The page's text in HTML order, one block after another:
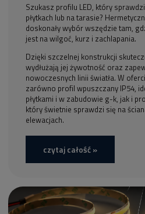
Szukasz profilu LED, który
płytkach lub na tarasie?
doskonały wybór wszędzie tam,
jest na wilgoć, kurz i zachlapania.
Dzięki szczelnej konstrukcji
wydłużają jej żywotność oraz
nowoczesnych linii światła. W
zarówno profil wpuszczany IP54,
płytkami i w zabudowie g-k, jak i
który świetnie sprawdzi się na
elewacjach.
czytaj całość »